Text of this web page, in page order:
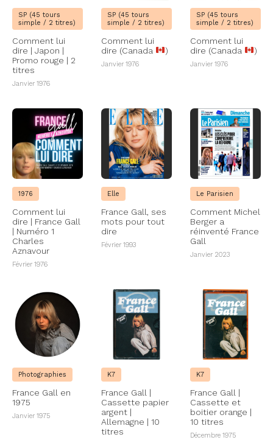
SP (45 tours
simple / 2 titres)
Comment lui
dire | Japon |
Promo rouge | 2
titres
Janvier 1976
SP (45 tours
simple / 2 titres)
Comment lui
dire (Canada
)
Janvier 1976
SP (45 tours
simple / 2 titres)
Comment lui
dire (Canada
)
Janvier 1976
1976
Comment lui
dire | France Gall
| Numéro 1
Charles
Aznavour
Février 1976
Elle
France Gall, ses
mots pour tout
dire
Février 1993
Le Parisien
Comment Michel
Berger a
réinventé France
Gall
Janvier 2023
Photographies
France Gall en
1975
Janvier 1975
K7
France Gall |
Cassette papier
argent |
Allemagne | 10
titres
K7
France Gall |
Cassette et
boitier orange |
10 titres
Décembre 1975